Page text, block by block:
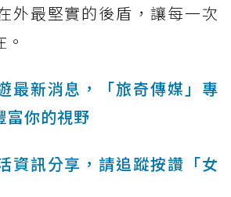
外最堅實的後盾，讓每一次
最新消息，「旅奇傳媒」專
你的視野
資訊分享，請追蹤按讚「女